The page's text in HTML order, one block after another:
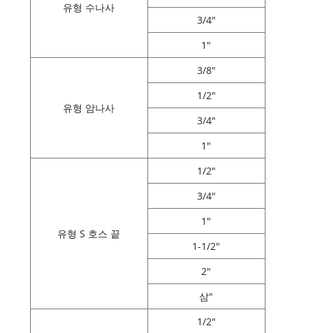
유형 수나사
3/4"
1"
유형 암나사
3/8"
1/2"
3/4"
1"
유형 S 호스 끝
1/2"
3/4"
1"
1-1/2"
2"
삼"
1/2"